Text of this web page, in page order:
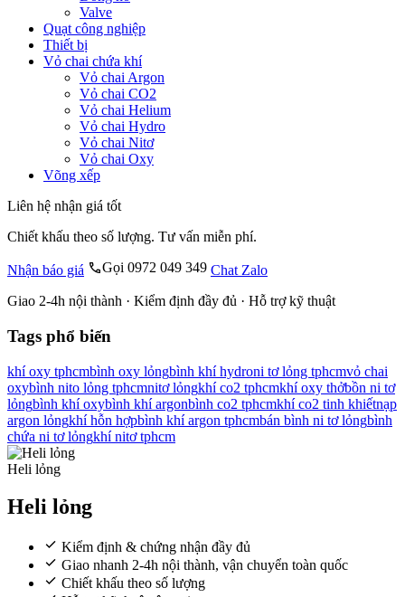
Valve
Quạt công nghiệp
Thiết bị
Vỏ chai chứa khí
Vỏ chai Argon
Vỏ chai CO2
Vỏ chai Helium
Vỏ chai Hydro
Vỏ chai Nitơ
Vỏ chai Oxy
Võng xếp
Liên hệ nhận giá tốt
Chiết khấu theo số lượng. Tư vấn miễn phí.
Nhận báo giá Gọi 0972 049 349 Chat Zalo
Giao 2-4h nội thành · Kiểm định đầy đủ · Hỗ trợ kỹ thuật
Tags phổ biến
khí oxy tphcmbình oxy lỏngbình khí hydroni tơ lỏng tphcmvỏ chai
oxybình nito lỏng tphcmnitơ lỏngkhí co2 tphcmkhí oxy thởbồn ni tơ
lỏngbình khí oxybình khí argonbình co2 tphcmkhí co2 tinh khiếtnạp
argon lỏngkhí hỗn hợpbình khí argon tphcmbán bình ni tơ lỏngbình
chứa ni tơ lỏngkhí nitơ tphcm
Heli lỏng
Heli lỏng
Kiểm định & chứng nhận đầy đủ
Giao nhanh 2-4h nội thành, vận chuyển toàn quốc
Chiết khấu theo số lượng